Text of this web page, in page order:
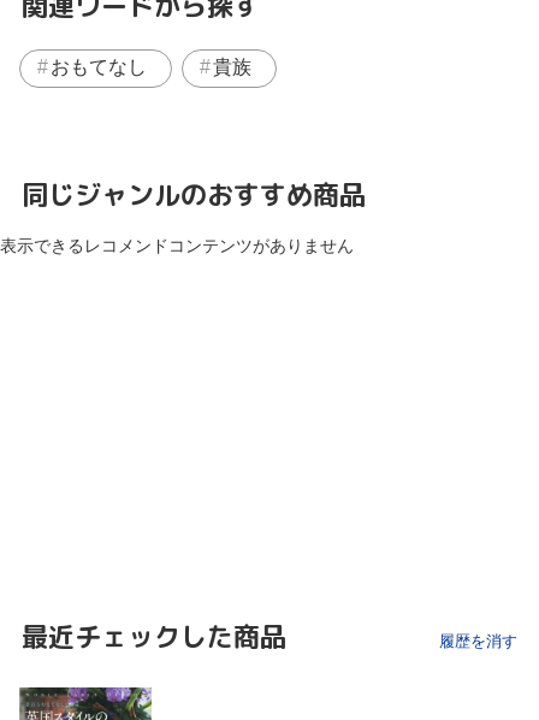
おもてなし 貴族
同じジャンルのおすすめ商品
表示できるレコメンドコンテンツがありません
最近チェックした商品 履歴を消す